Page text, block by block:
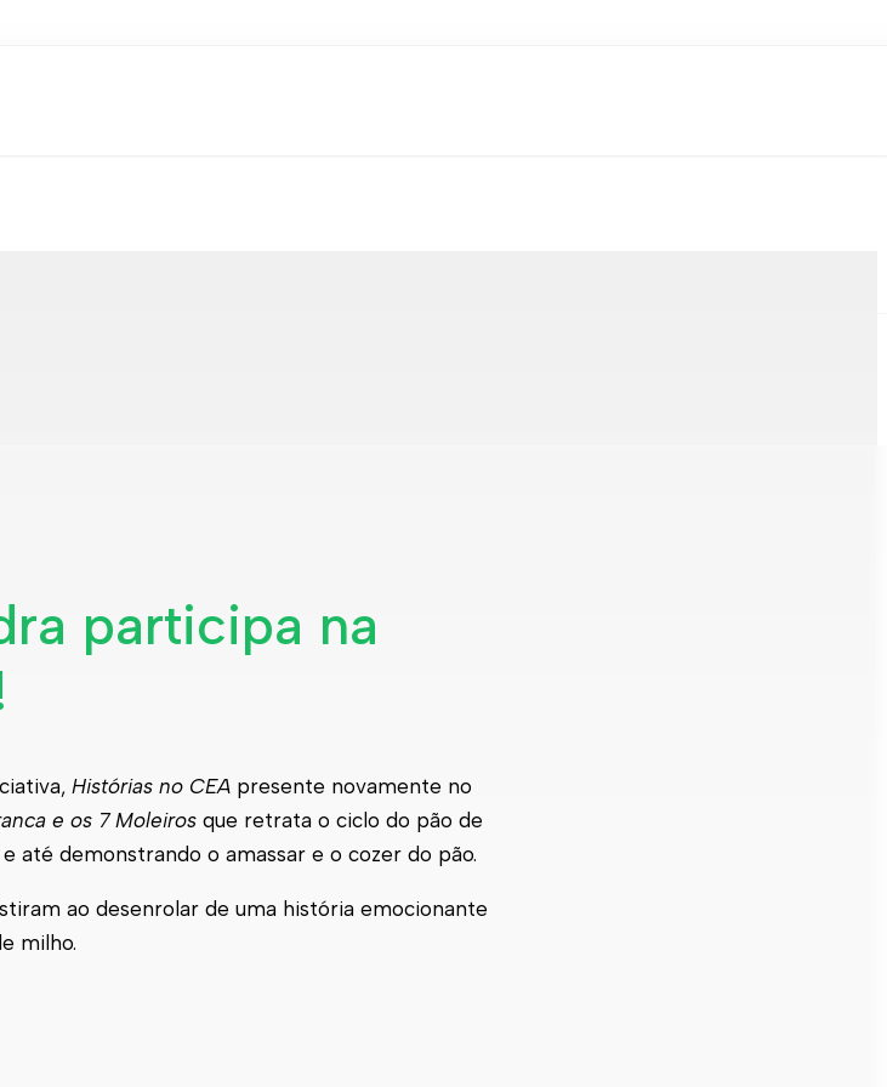
participa na
Histórias no CEA presente novamente no
e os 7 Moleiros que retrata o ciclo do pão de
até demonstrando o amassar e o cozer do pão.
ao desenrolar de uma história emocionante
milho.